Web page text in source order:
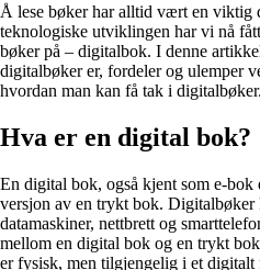
Å lese bøker har alltid vært en viktig
teknologiske utviklingen har vi nå
bøker på – digitalbok. I denne
digitalbøker er, fordeler og ulemper
hvordan man kan få tak i digitalbøker.
Hva er en digital bok?
En digital bok, også kjent som e-
versjon av en trykt bok. Digitalbøker
datamaskiner, nettbrett og
mellom en digital bok og en trykt
er fysisk, men tilgjengelig i et digitalt